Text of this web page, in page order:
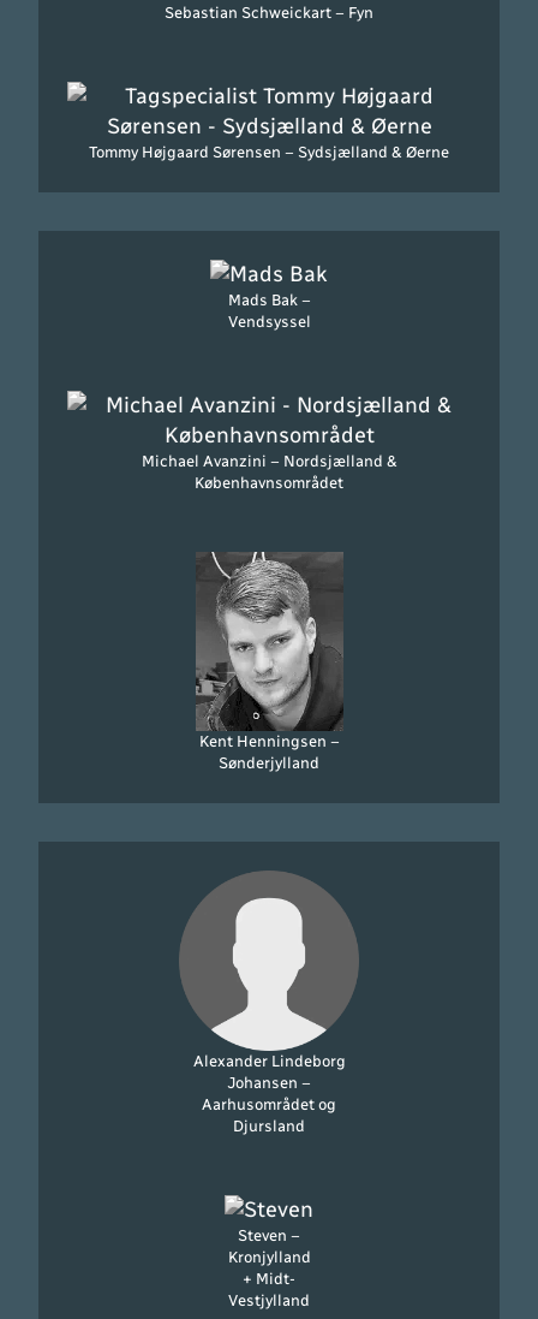
Sebastian Schweickart – Fyn
Tommy Højgaard Sørensen – Sydsjælland & Øerne
Mads Bak –
Vendsyssel
Michael Avanzini – Nordsjælland &
Københavnsområdet
Kent Henningsen –
Sønderjylland
Alexander Lindeborg
Johansen –
Aarhusområdet og
Djursland
Steven –
Kronjylland
+ Midt-
Vestjylland